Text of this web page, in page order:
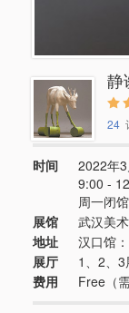
静
24
时间
2022年
9:00 -
周一闭
展馆
武汉美
地址
汉口馆
展厅
1、2、3
费用
Free（